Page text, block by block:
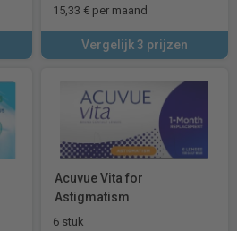
15,33 € per maand
Vergelijk 3 prijzen
Acuvue Vita for
Astigmatism
6 stuk